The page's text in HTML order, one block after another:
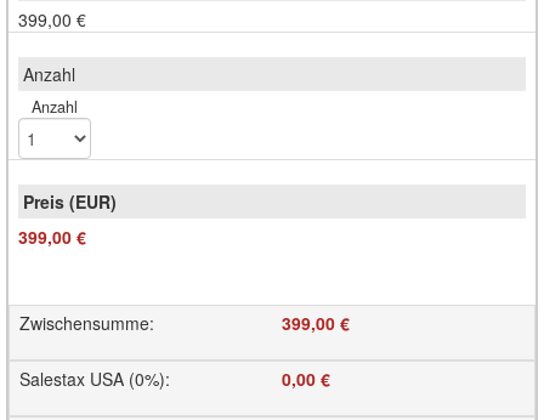
399,00 €
Anzahl
399,00 €
Zwischensumme: 399,00 €
Salestax USA (0%): 0,00 €